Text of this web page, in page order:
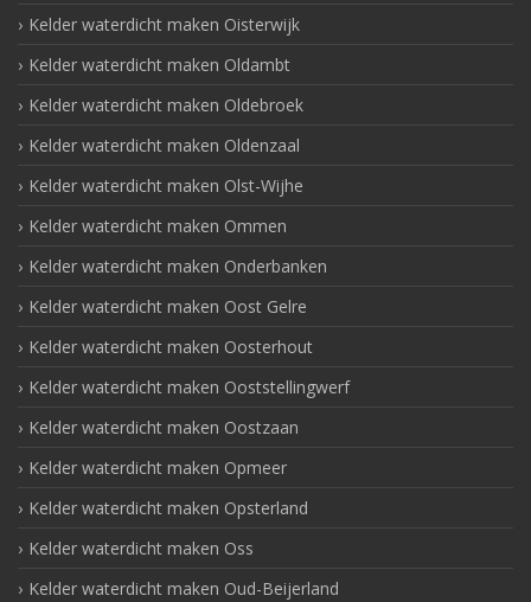
Kelder waterdicht maken Oisterwijk
Kelder waterdicht maken Oldambt
Kelder waterdicht maken Oldebroek
Kelder waterdicht maken Oldenzaal
Kelder waterdicht maken Olst-Wijhe
Kelder waterdicht maken Ommen
Kelder waterdicht maken Onderbanken
Kelder waterdicht maken Oost Gelre
Kelder waterdicht maken Oosterhout
Kelder waterdicht maken Ooststellingwerf
Kelder waterdicht maken Oostzaan
Kelder waterdicht maken Opmeer
Kelder waterdicht maken Opsterland
Kelder waterdicht maken Oss
Kelder waterdicht maken Oud-Beijerland